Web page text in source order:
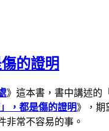
的證明
》這本書，書中講述的
，都是傷的證明》，期
非常不容易的事。